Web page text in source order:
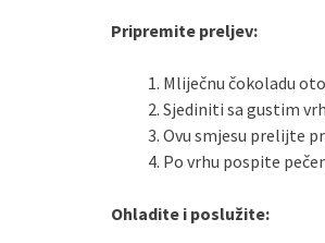
Pripremite preljev:
Mliječnu čokoladu
Sjediniti sa gustim
Ovu smjesu prelijte
Po vrhu pospite
Ohladite i poslužite: